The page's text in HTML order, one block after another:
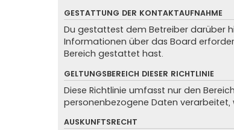
GESTATTUNG DER KONTAKTAUFNAHME
Du gestattest dem Betreiber darüber
Informationen über das Board
Bereich gestattet hast.
GELTUNGSBEREICH DIESER RICHTLINIE
Diese Richtlinie umfasst nur den
personenbezogene Daten
AUSKUNFTSRECHT